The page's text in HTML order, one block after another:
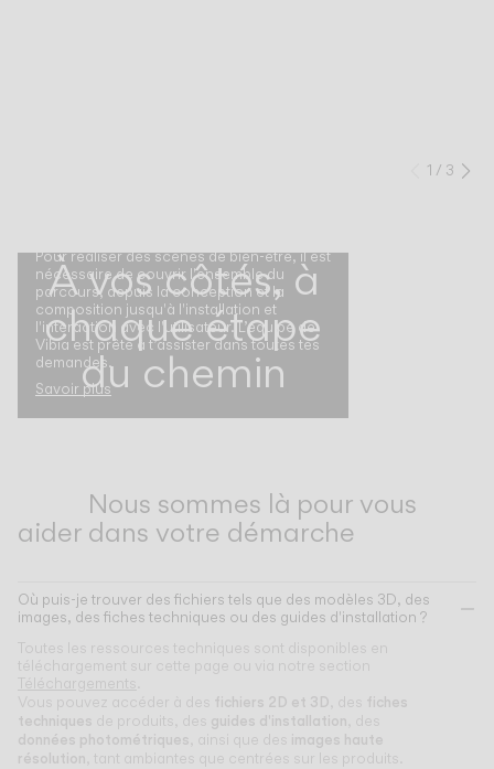
1 / 3
À vos côtés, à
chaque étape
du chemin
Pour réaliser des scènes de bien-être, il est
nécessaire de couvrir l'ensemble du
parcours, depuis la conception et la
composition jusqu'à l'installation et
l'interaction avec l'utilisateur. L’équipe de
Vibia est prête à t’assister dans toutes tes
demandes.
Savoir plus
Nous sommes là pour vous
aider dans votre démarche
Où puis-je trouver des fichiers tels que des modèles 3D, des
images, des fiches techniques ou des guides d'installation ?
Toutes les ressources techniques sont disponibles en
téléchargement sur cette page ou via notre section
Téléchargements
Vous pouvez accéder à des fichiers 2D et 3D , des fiches
techniques de produits, des guides d'installation , des
données photométriques , ainsi que des images haute
résolution , tant ambiantes que centrées sur les produits.